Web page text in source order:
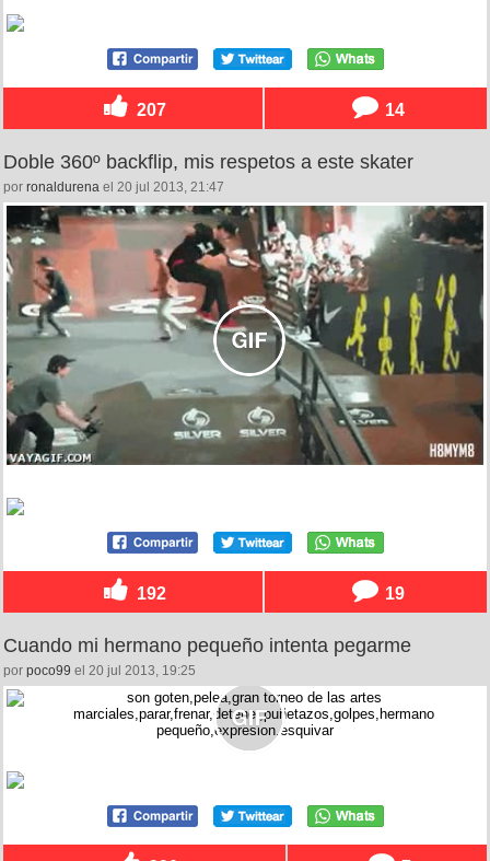
207 14
Doble 360º backflip, mis respetos a este skater
por ronaldurena el 20 jul 2013, 21:47
192 19
Cuando mi hermano pequeño intenta pegarme
por poco99 el 20 jul 2013, 19:25